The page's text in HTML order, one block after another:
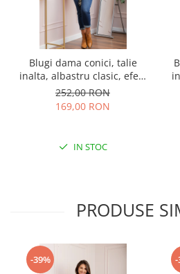
Blugi dama conici, talie
inalta, albastru clasic, efect
prespalat — Holly
252,00 RON
169,00 RON
IN STOC
PRODUSE
-39% -